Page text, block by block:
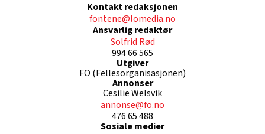
Kontakt redaksjonen
fontene@lomedia.no
Ansvarlig redaktør
Solfrid Rød
994 66 565
Utgiver
FO (Fellesorganisasjonen)
Annonser
Cesilie Welsvik
annonse@fo.no
476 65 488
Sosiale medier